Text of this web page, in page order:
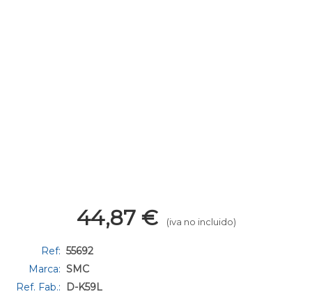
44,87 € (iva no incluido)
Ref: 55692
Marca: SMC
Ref. Fab.:
D-K59L